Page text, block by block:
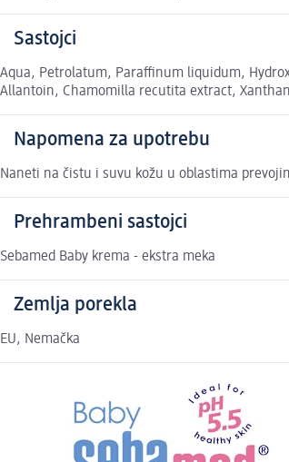
Sastojci
Aqua, Petrolatum, Paraffinum liquidum,
Allantoin, Chamomilla recutita extract,
Napomena za upotrebu
Naneti na čistu i suvu kožu u oblastima
Prehrambeni sastojci
Sebamed Baby krema - ekstra meka
Zemlja porekla
EU, Nemačka